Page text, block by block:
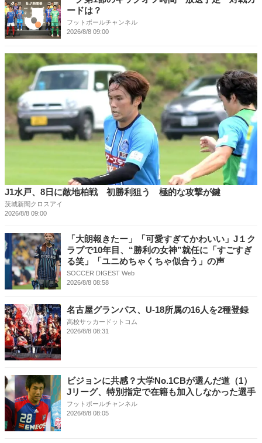
ードは？
フットボールチャンネル
2026/8/8 09:00
J1水戸、8日に敵地柏戦 初勝利狙う 極的な攻撃が鍵
茨城新聞クロスアイ
2026/8/8 09:00
「大朗報きたー」「可愛すぎてかわいい」J１ク
ラブで10年目、“勝利の女神”就任に「すごすぎ
る笑」「ユニめちゃくちゃ似合う」の声
SOCCER DIGEST Web
2026/8/8 08:58
名古屋グランパス、U-18所属の16人を2種登録
高校サッカードットコム
2026/8/8 08:31
ビジョンに共感？大学No.1CBが選んだ道（1）
Jリーグ、特別指定で在籍も加入しなかった選手
フットボールチャンネル
2026/8/8 08:05